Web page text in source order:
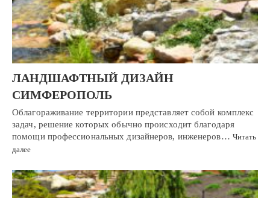
ЛАНДШАФТНЫЙ ДИЗАЙН
СИМФЕРОПОЛЬ
Облагораживание территории представляет собой комплекс
задач, решение которых обычно происходит благодаря
помощи профессиональных дизайнеров, инженеров… Читать
далее